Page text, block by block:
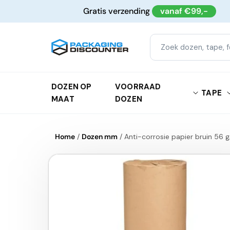
content
Gratis verzending vanaf €99,-
DOZEN OP
MAAT
VOORRAAD
DOZEN
TAPE
Home / Dozen mm / Anti-corrosie papier bruin 56
Ga direct naar